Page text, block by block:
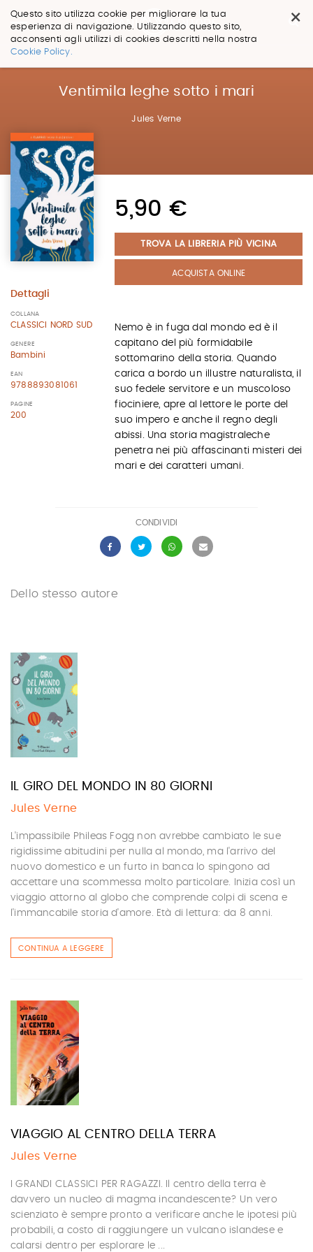
×
Questo sito utilizza cookie per migliorare la tua
esperienza di navigazione. Utilizzando questo sito,
acconsenti agli utilizzi di cookies descritti nella nostra
Cookie Policy.
Salta
Ventimila leghe sotto i mari
Jules Verne
Dettagli
COLLANA
CLASSICI NORD SUD
GENERE
Bambini
EAN
9788893081061
PAGINE
200
5,90 €
TROVA LA LIBRERIA PIÙ VICINA
ACQUISTA ONLINE
Nemo è in fuga dal mondo ed è il
capitano del più formidabile
sottomarino della storia. Quando
carica a bordo un illustre naturalista, il
suo fedele servitore e un muscoloso
fiociniere, apre al lettore le porte del
suo impero e anche il regno degli
abissi. Una storia magistraleche
penetra nei più affascinanti misteri dei
mari e dei caratteri umani.
CONDIVIDI
Dello stesso autore
IL GIRO DEL MONDO IN 80 GIORNI
Jules Verne
L'impassibile Phileas Fogg non avrebbe cambiato le sue
rigidissime abitudini per nulla al mondo, ma l'arrivo del
nuovo domestico e un furto in banca lo spingono ad
accettare una scommessa molto particolare. Inizia così un
viaggio attorno al globo che comprende colpi di scena e
l'immancabile storia d'amore. Età di lettura: da 8 anni.
CONTINUA A LEGGERE
VIAGGIO AL CENTRO DELLA TERRA
Jules Verne
I GRANDI CLASSICI PER RAGAZZI. Il centro della terra è
davvero un nucleo di magma incandescente? Un vero
scienziato è sempre pronto a verificare anche le ipotesi più
probabili, a costo di raggiungere un vulcano islandese e
calarsi dentro per esplorare le ...